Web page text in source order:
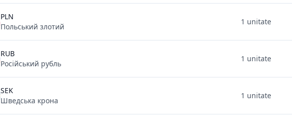
PLN
Польський злотий
1 unitate
RUB
Російський рубль
1 unitate
SEK
Шведська крона
1 unitate